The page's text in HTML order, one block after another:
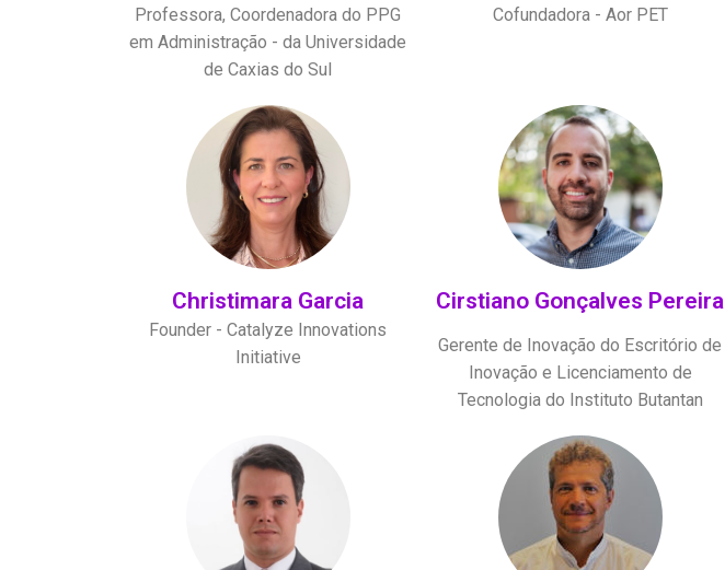
Professora, Coordenadora do PPG
em Administração - da Universidade
de Caxias do Sul
Cofundadora - Aor PET
Christimara Garcia
Founder - Catalyze Innovations
Initiative
Cirstiano Gonçalves Pereira
Gerente de Inovação do Escritório de
Inovação e Licenciamento de
Tecnologia do Instituto Butantan